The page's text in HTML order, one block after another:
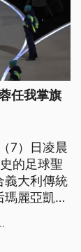
任我掌旗
7）日凌晨
的足球聖
義大利傳統
麗亞凱莉
手共同掌